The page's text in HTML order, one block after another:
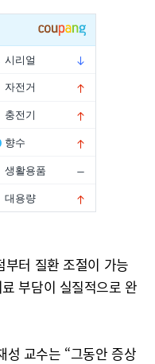
터 질환 조절이 가능
부담이 실질적으로 완
성 교수는 “그동안 증상